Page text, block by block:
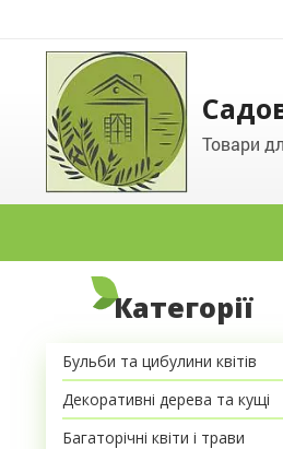
Товари
Категорії
Бульби та цибулини квітів
Декоративні дерева та кущі
Багаторічні квіти і трави